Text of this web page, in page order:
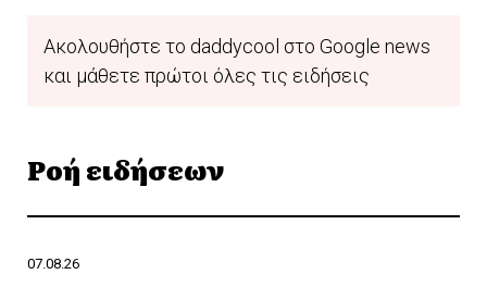
Ακολουθήστε το daddycool στο Google news
και μάθετε πρώτοι όλες τις ειδήσεις
Ροή ειδήσεων
07.08.26